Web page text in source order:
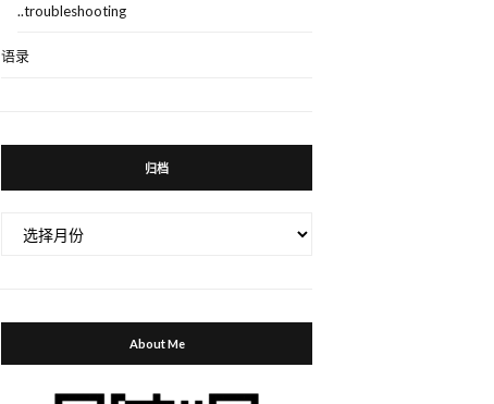
..troubleshooting
语录
归档
About Me